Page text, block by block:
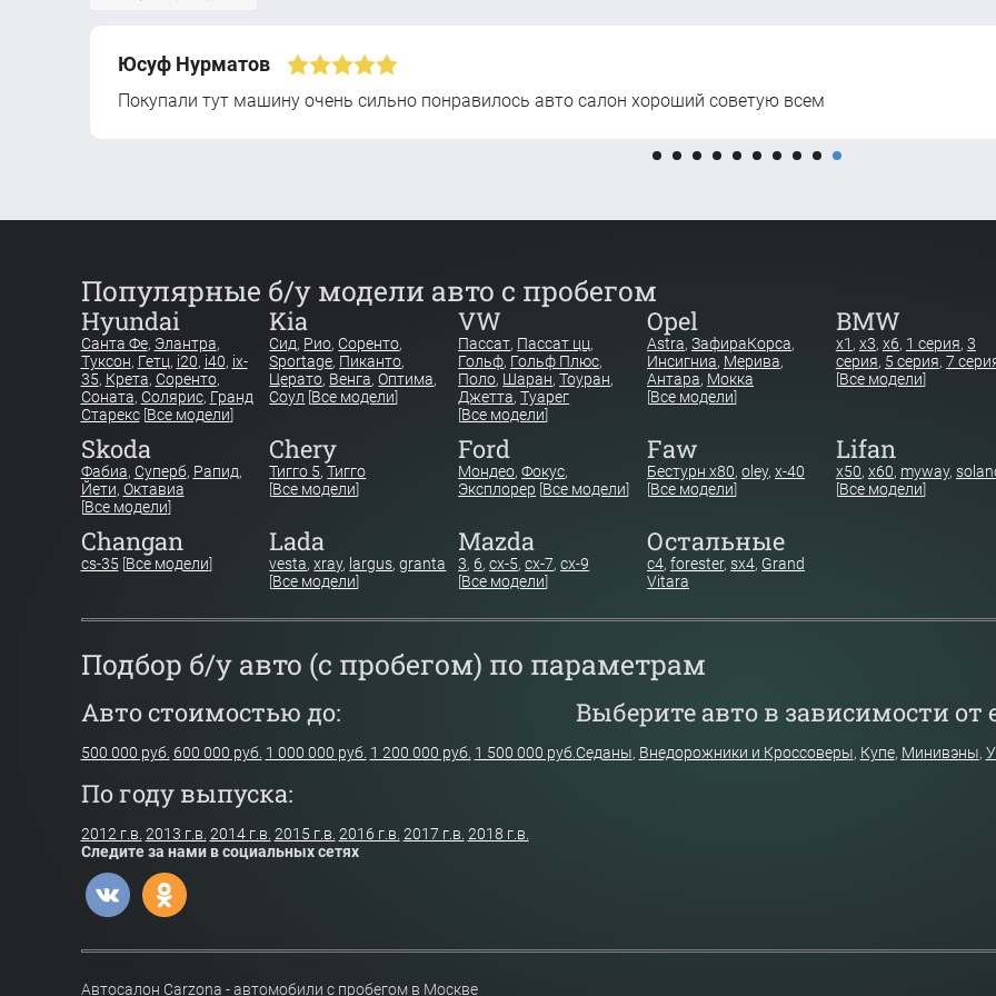
Юсуф Нурматов
Покупали тут машину очень сильно понравилось авто салон хороший советую всем
Популярные б/у модели авто с пробегом
Hyundai
Санта Фе, Элантра,
Туксон, Гетц, i20, i40, ix-
35, Крета, Соренто,
Соната, Солярис, Гранд
Старекс [Все модели]
Kia
Сид, Рио, Соренто,
Sportage, Пиканто,
Церато, Венга,Оптима,
Соул [Все модели]
VW
Пассат, Пассат цц,
Гольф, Гольф Плюс,
Поло, Шаран,Тоуран,
Джетта,Туарег
[Все модели]
Opel
Astra,ЗафираКорса,
Инсигниа, Мерива,
Антара, Мокка
[Все модели]
BMW
x1 , x3, x6, 1 серия, 3
серия, 5 серия, 7
[Все модели]
Skoda
Фабиа, Суперб, Рапид,
Йети, Октавиа
[Все модели]
Chery
Тигго 5,Тигго
[Все модели]
Ford
Мондео,Фокус,
Эксплорер [Все модели]
Faw
Бестурн х80,oley,x-40
[Все модели]
Lifan
x50, x60, myway,
[Все модели]
Changan
cs-35 [Все модели]
Lada
vesta,xray, largus,granta
[Все модели]
Mazda
3, 6,cx-5,cx-7,cx-9
[Все модели]
Остальные
c4,forester,sx4, Grand
Vitara
Подбор б/у авто (с пробегом) по параметрам
Авто стоимостью до:
500 000 руб. 600 000 руб. 1 000 000 руб. 1 200 000 руб. 1 500 000 руб.
По году выпуска:
2012 г.в. 2013 г.в. 2014 г.в. 2015 г.в. 2016 г.в. 2017 г.в. 2018 г.в.
Выберите авто в зависимости от
Седаны, Внедорожники и Кроссоверы, Купе, Минивэны,
Следите за нами в социальных сетях
Автосалон Carzona - автомобили с пробегом в Москве